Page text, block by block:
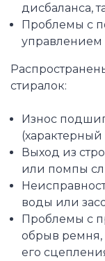
дисбаланса,
Проблемы с
управлением
стиралок:
Износ
(характерный
Выход из
или помпы
воды или
Проблемы с
обрыв ремня,
его